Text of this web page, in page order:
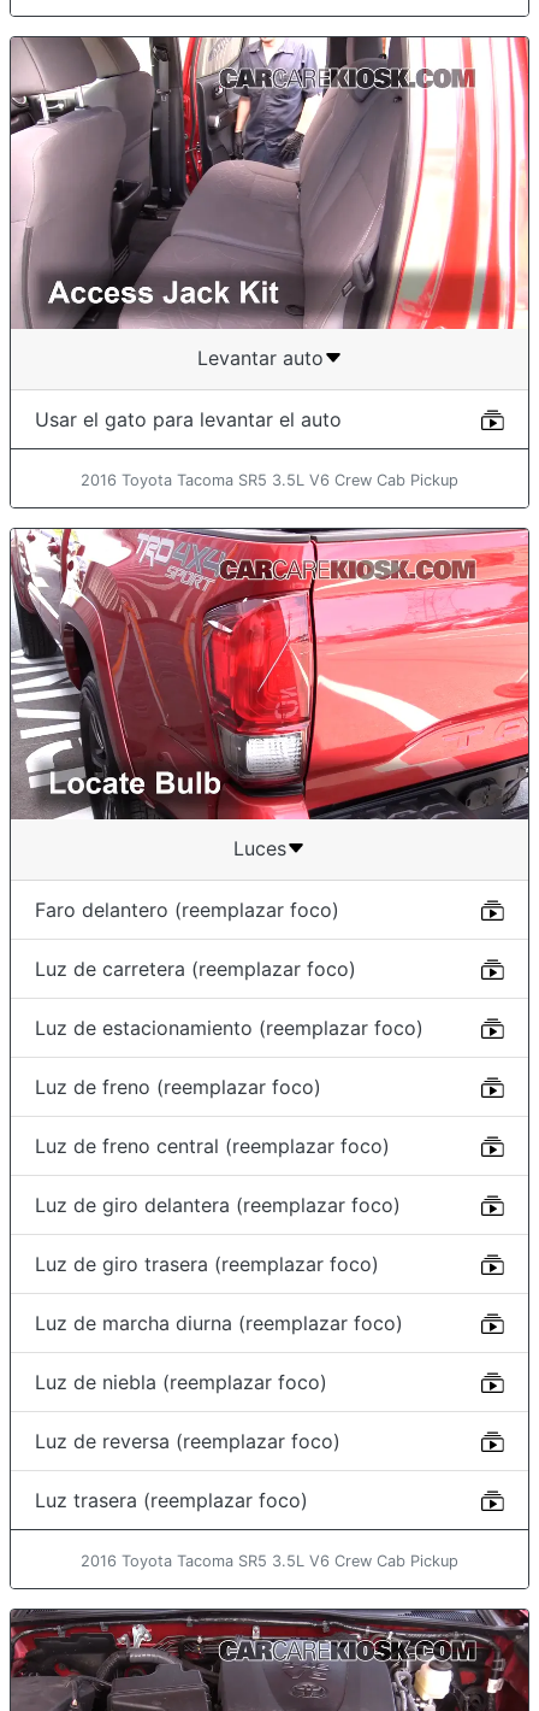
Levantar auto
Usar el gato para levantar el auto
2016 Toyota Tacoma SR5 3.5L V6 Crew Cab Pickup
Luces
Faro delantero (reemplazar foco)
Luz de carretera (reemplazar foco)
Luz de estacionamiento (reemplazar foco)
Luz de freno (reemplazar foco)
Luz de freno central (reemplazar foco)
Luz de giro delantera (reemplazar foco)
Luz de giro trasera (reemplazar foco)
Luz de marcha diurna (reemplazar foco)
Luz de niebla (reemplazar foco)
Luz de reversa (reemplazar foco)
Luz trasera (reemplazar foco)
2016 Toyota Tacoma SR5 3.5L V6 Crew Cab Pickup